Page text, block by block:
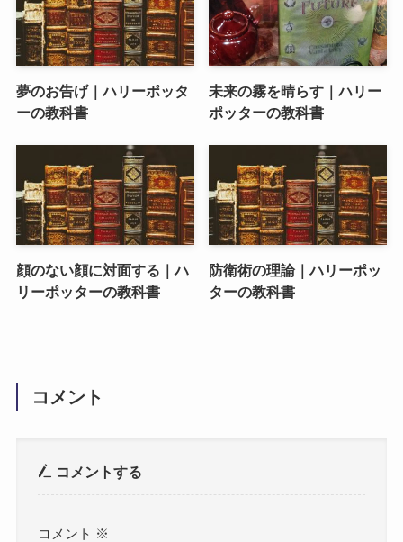
夢のお告げ｜ハリーポッタ
ーの教科書
未来の霧を晴らす｜ハリー
ポッターの教科書
顔のない顔に対面する｜ハ
リーポッターの教科書
防衛術の理論｜ハリーポッ
ターの教科書
コメント
コメントする
コメント ※